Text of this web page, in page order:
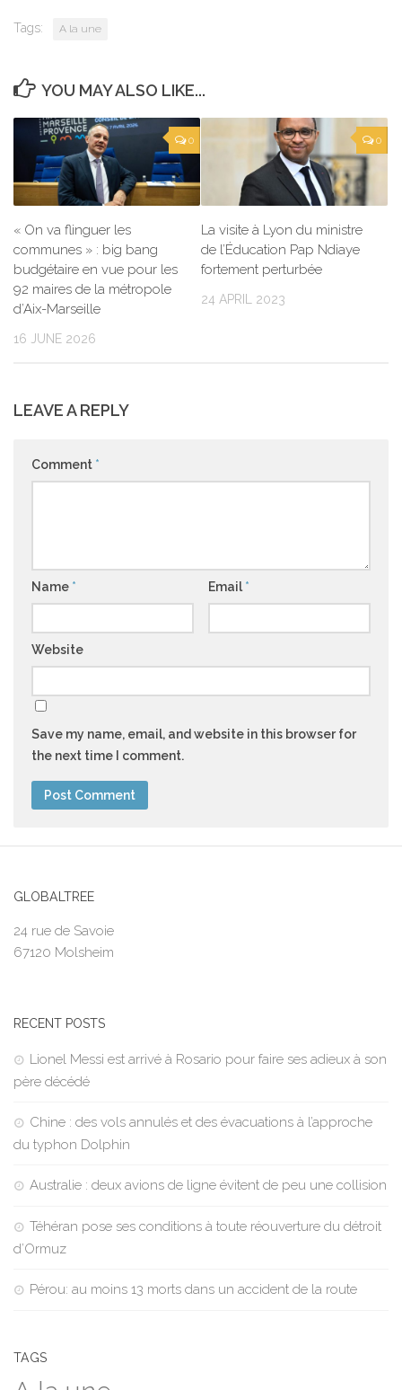
Tags: A la une
YOU MAY ALSO LIKE...
0
« On va flinguer les
communes » : big bang
budgétaire en vue pour les
92 maires de la métropole
d’Aix-Marseille
16 JUNE 2026
0
La visite à Lyon du ministre
de l’Éducation Pap Ndiaye
fortement perturbée
24 APRIL 2023
LEAVE A REPLY
Comment *
Name * Email *
Website
Save my name, email, and website in this browser for
the next time I comment.
GLOBALTREE
24 rue de Savoie
67120 Molsheim
RECENT POSTS
Lionel Messi est arrivé à Rosario pour faire ses adieux à son
père décédé
Chine : des vols annulés et des évacuations à l’approche
du typhon Dolphin
Australie : deux avions de ligne évitent de peu une collision
Téhéran pose ses conditions à toute réouverture du détroit
d’Ormuz
Pérou: au moins 13 morts dans un accident de la route
TAGS